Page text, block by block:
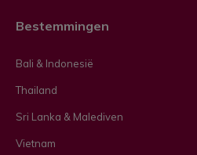
r
t
Bestemmingen
Bali & Indonesië
Thailand
Sri Lanka & Malediven
Vietnam